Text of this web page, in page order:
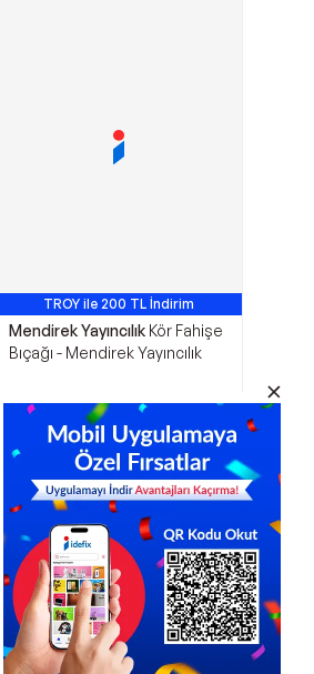
TROY ile 200 TL İndirim
Mendirek Yayıncılık Kör Fahişe
Bıçağı - Mendirek Yayıncılık
215,50TL
Sepette209,03TL